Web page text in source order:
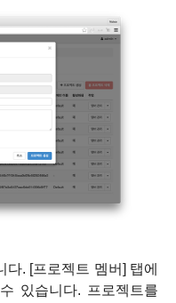
다. [프로젝트 멤버] 탭에
있습니다. 프로젝트를